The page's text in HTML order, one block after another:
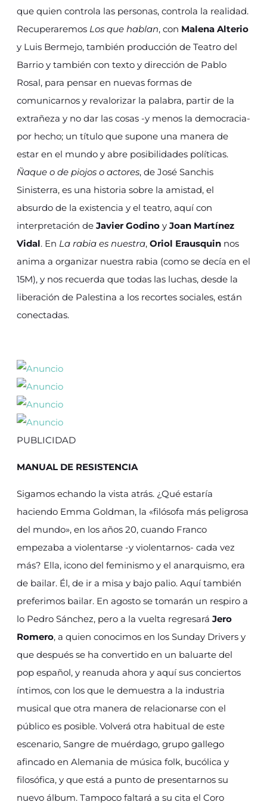
que quien controla las personas, controla la realidad.
Recuperaremos Los que hablan, con Malena Alterio
y Luis Bermejo, también producción de Teatro del
Barrio y también con texto y dirección de Pablo
Rosal, para pensar en nuevas formas de
comunicarnos y revalorizar la palabra, partir de la
extrañeza y no dar las cosas -y menos la democracia-
por hecho; un título que supone una manera de
estar en el mundo y abre posibilidades políticas.
Ñaque o de piojos o actores, de José Sanchis
Sinisterra, es una historia sobre la amistad, el
absurdo de la existencia y el teatro, aquí con
interpretación de Javier Godino y Joan Martínez
Vidal. En La rabia es nuestra, Oriol Erausquin nos
anima a organizar nuestra rabia (como se decía en el
15M), y nos recuerda que todas las luchas, desde la
liberación de Palestina a los recortes sociales, están
conectadas.
PUBLICIDAD
MANUAL DE RESISTENCIA
Sigamos echando la vista atrás. ¿Qué estaría
haciendo Emma Goldman, la «filósofa más peligrosa
del mundo», en los años 20, cuando Franco
empezaba a violentarse -y violentarnos- cada vez
más? Ella, icono del feminismo y el anarquismo, era
de bailar. Él, de ir a misa y bajo palio. Aquí también
preferimos bailar. En agosto se tomarán un respiro a
lo Pedro Sánchez, pero a la vuelta regresará Jero
Romero, a quien conocimos en los Sunday Drivers y
que después se ha convertido en un baluarte del
pop español, y reanuda ahora y aquí sus conciertos
íntimos, con los que le demuestra a la industria
musical que otra manera de relacionarse con el
público es posible. Volverá otra habitual de este
escenario, Sangre de muérdago, grupo gallego
afincado en Alemania de música folk, bucólica y
filosófica, y que está a punto de presentarnos su
nuevo álbum. Tampoco faltará a su cita el Coro